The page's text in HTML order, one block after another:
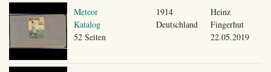
Meteor
Katalog
52 Seiten
1914
Deutschland
Heinz
Fingerhut
22.05.2019